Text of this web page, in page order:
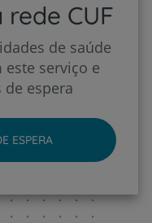
CUF
de saúde
este serviço e
espera
ESPERA